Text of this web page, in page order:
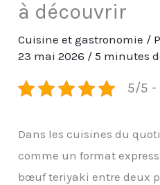
à découvrir
Cuisine et gastronomie /
23 mai 2026 /5 minutes
5/5 -
Dans les cuisines du
comme un format
bœuf teriyaki entre deux